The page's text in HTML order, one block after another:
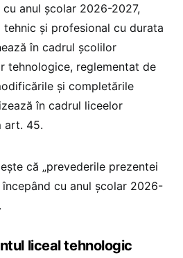
anul școlar 2026-2027,
și profesional cu durata
în cadrul școlilor
tehnologice, reglementat de
și completările
în cadrul liceelor
art. 45.
că „prevederile prezentei
cu anul școlar 2026-
liceal tehnologic